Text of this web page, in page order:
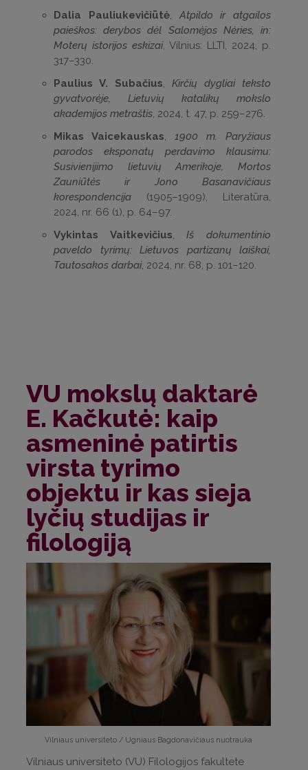
Dalia Pauliukevičiūtė,Atpildo ir atgailos
paieškos: derybos dėl Salomėjos Nėries, in:
Moterų istorijos eskizai, Vilnius: LLTI, 2024, p.
317–330.
Paulius V. Subačius, Kirčių dygliai teksto
gyvatvorėje, Lietuvių katalikų mokslo
akademijos metraštis, 2024, t. 47, p. 259–276.
Mikas Vaicekauskas, 1900 m. Paryžiaus
parodos eksponatų perdavimo klausimu:
Susivienijimo lietuvių Amerikoje, Mortos
Zauniūtės ir Jono Basanavičiaus
korespondencija (1905–1909), Literatūra,
2024, nr. 66 (1), p. 64–97.
Vykintas Vaitkevičius,Iš dokumentinio
paveldo tyrimų: Lietuvos partizanų laiškai,
Tautosakos darbai, 2024, nr. 68, p. 101–120.
VU mokslų daktarė
E. Kačkutė: kaip
asmeninė patirtis
virsta tyrimo
objektu ir kas sieja
lyčių studijas ir
filologiją
Vilniaus universiteto / Ugniaus Bagdonavičiaus nuotrauka
Vilniaus universiteto (VU) Filologijos fakultete